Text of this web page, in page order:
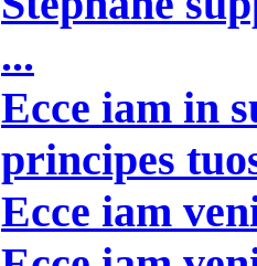
...
Ecce iam in
principes
Ecce iam